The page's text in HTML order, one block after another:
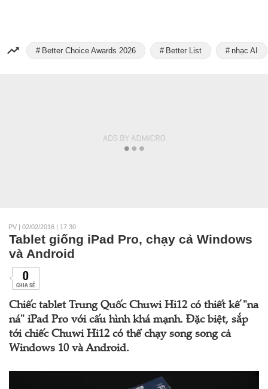
Better Choice Awards 2026 Better List nhạc AI
PV | 02/02/2016 | 17:30
Tablet giống iPad Pro, chạy cả Windows
và Android
0
CHIA SẺ
Chiếc tablet Trung Quốc Chuwi Hi12 có thiết kế "na
ná" iPad Pro với cấu hình khá mạnh. Đặc biệt, sắp
tới chiếc Chuwi Hi12 có thể chạy song song cả
Windows 10 và Android.